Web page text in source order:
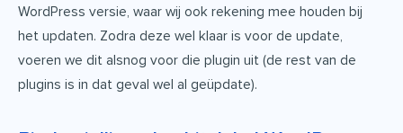
WordPress versie, waar wij ook rekening mee houden bij
het updaten. Zodra deze wel klaar is voor de update,
voeren we dit alsnog voor die plugin uit (de rest van de
plugins is in dat geval wel al geüpdate).